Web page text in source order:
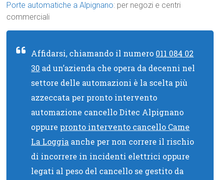
Porte automatiche a Alpignano: per negozi e centri
commerciali
Affidarsi, chiamando il numero 011 084 02
30 ad un’azienda che opera da decenni nel
settore delle automazioni è la scelta più
azzeccata per pronto intervento
automazione cancello Ditec Alpignano
oppure pronto intervento cancello Came
La Loggia anche per non correre il rischio
di incorrere in incidenti elettrici oppure
legati al peso del cancello se gestito da